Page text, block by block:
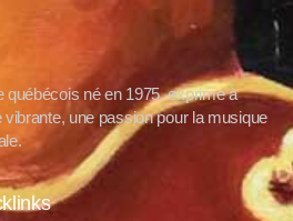
québécois né en 1975, exprime à
vibrante, une passion pour la musique